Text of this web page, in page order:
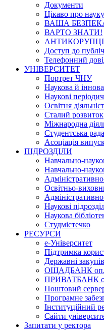
Документи
Цікаво про науку
ВАША
ВАРТО ЗНАТИ!
Доступ до
Телефонний
УНІВЕРСИТЕТ
Портрет ЧНУ
Наукова й
Наукові
Освітня
Сталий розвиток
Міжнародна
Студентська рада
Асоціація
ПІДРОЗДІЛИ
Навчально-
Навчально-
Освітньо-
Наукові
Наукова
Студмістечко
РЕСУРСИ
е-Університет
Підтримка
Державні
ОЩАДБАНК
ПРИВАТБАНК
Поштовий
Програмне
Інституційний
Сайти
Запитати у ректора